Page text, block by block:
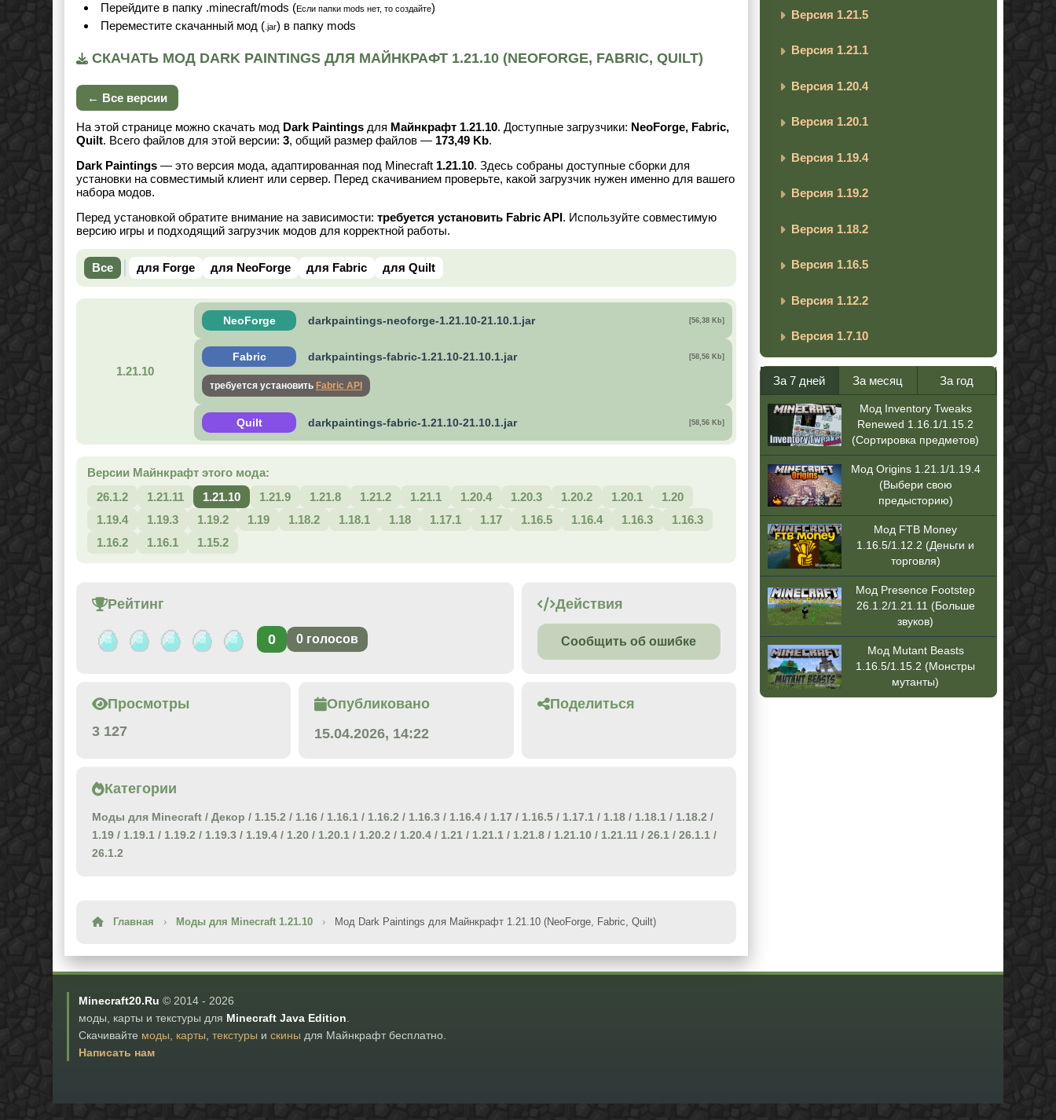
Перейдите в папку .minecraft/mods (Если папки mods нет, то создайте)
Переместите скачанный мод ( .jar) в папку mods
СКАЧАТЬ МОД DARK PAINTINGS ДЛЯ МАЙНКРАФТ 1.21.10 (NEOFORGE, FABRIC, QUILT)
← Все версии
На этой странице можно скачать мод Dark Paintings для Майнкрафт 1.21.10. Доступные загрузчики: NeoForge, Fabric,
Quilt. Всего файлов для этой версии: 3, общий размер файлов — 173,49 Kb.
Dark Paintings — это версия мода, адаптированная под Minecraft 1.21.10. Здесь собраны доступные сборки для
установки на совместимый клиент или сервер. Перед скачиванием проверьте, какой загрузчик нужен именно для вашего
набора модов.
Перед установкой обратите внимание на зависимости: требуется установить Fabric API. Используйте совместимую
версию игры и подходящий загрузчик модов для корректной работы.
Все для Forge для NeoForge для Fabric для Quilt
1.21.10
NeoForge darkpaintings-neoforge-1.21.10-21.10.1.jar [56,38 Kb]
Fabric darkpaintings-fabric-1.21.10-21.10.1.jar [58,56 Kb]
требуется установить Fabric API
Quilt darkpaintings-fabric-1.21.10-21.10.1.jar [58,56 Kb]
Версии Майнкрафт этого мода:
26.1.2
1.21.11 1.21.10 1.21.9 1.21.8 1.21.2 1.21.1 1.20.4 1.20.3 1.20.2 1.20.1
1.20
1.19.4
1.19.3 1.19.2 1.19 1.18.2 1.18.1 1.18 1.17.1 1.17 1.16.5 1.16.4 1.16.3
1.16.3
1.16.2
1.16.1 1.15.2
Рейтинг
0 0 голосов
Действия
Сообщить об ошибке
Просмотры
3 127
Опубликовано
15.04.2026, 14:22
Поделиться
Категории
Моды для Minecraft / Декор / 1.15.2 / 1.16 / 1.16.1 / 1.16.2 / 1.16.3 / 1.16.4 / 1.17 / 1.16.5 / 1.17.1 / 1.18 / 1.18.1 / 1.18.2 /
1.19 / 1.19.1 / 1.19.2 / 1.19.3 / 1.19.4 / 1.20 / 1.20.1 / 1.20.2 / 1.20.4 / 1.21 / 1.21.1 / 1.21.8 / 1.21.10 / 1.21.11 / 26.1 / 26.1.1 /
26.1.2
Главная › Моды для Minecraft 1.21.10 › Мод Dark Paintings для Майнкрафт 1.21.10 (NeoForge, Fabric, Quilt)
Версия 1.21.5
Версия 1.21.1
Версия 1.20.4
Версия 1.20.1
Версия 1.19.4
Версия 1.19.2
Версия 1.18.2
Версия 1.16.5
Версия 1.12.2
Версия 1.7.10
За 7 дней За месяц За год
Мод Inventory Tweaks
Renewed 1.16.1/1.15.2
(Сортировка предметов)
Мод Origins 1.21.1/1.19.4
(Выбери свою
предысторию)
Мод FTB Money
1.16.5/1.12.2 (Деньги и
торговля)
Мод Presence Footstep
26.1.2/1.21.11 (Больше
звуков)
Мод Mutant Beasts
1.16.5/1.15.2 (Монстры
мутанты)
Minecraft20.Ru © 2014 - 2026
моды, карты и текстуры для Minecraft Java Edition
Скачивайте моды карты текстуры и скины для Майнкрафт бесплатно.
Написать нам